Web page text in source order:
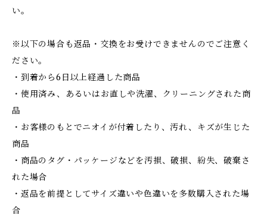
い。
※以下の場合も返品・交換をお受けできませんのでご注意く
ださい。
・到着から6日以上経過した商品
・使用済み、あるいはお直しや洗濯、クリーニングされた商
品
・お客様のもとでニオイが付着したり、汚れ、キズが生じた
商品
・商品のタグ・パッケージなどを汚損、破損、紛失、破棄さ
れた場合
・返品を前提としてサイズ違いや色違いを多数購入された場
合